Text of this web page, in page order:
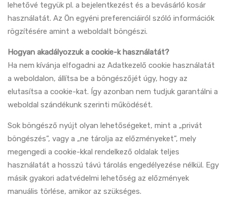
lehetővé tegyük pl. a bejelentkezést és a bevásárló kosár
használatát. Az Ön egyéni preferenciáiról szóló információk
rögzítésére amint a weboldalt böngészi.
Hogyan akadályozzuk a cookie-k használatát?
Ha nem kívánja elfogadni az Adatkezelő cookie használatát
a weboldalon, állítsa be a böngészőjét úgy, hogy az
elutasítsa a cookie-kat. Így azonban nem tudjuk garantálni a
weboldal szándékunk szerinti működését.
Sok böngésző nyújt olyan lehetőségeket, mint a „privát
böngészés”, vagy a „ne tárolja az előzményeket”, mely
megengedi a cookie-kkal rendelkező oldalak teljes
használatát a hosszú távú tárolás engedélyezése nélkül. Egy
másik gyakori adatvédelmi lehetőség az előzmények
manuális törlése, amikor az szükséges.